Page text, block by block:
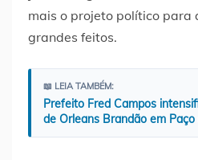
mais o projeto político para
grandes feitos.
📖 LEIA TAMBÉM:
Prefeito Fred Campos
de Orleans Brandão em